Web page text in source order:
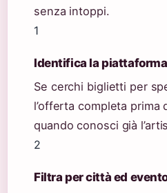
senza intoppi.
1
Identifica la
Se cerchi biglietti per
l’offerta completa
quando conosci già
2
Filtra per città ed